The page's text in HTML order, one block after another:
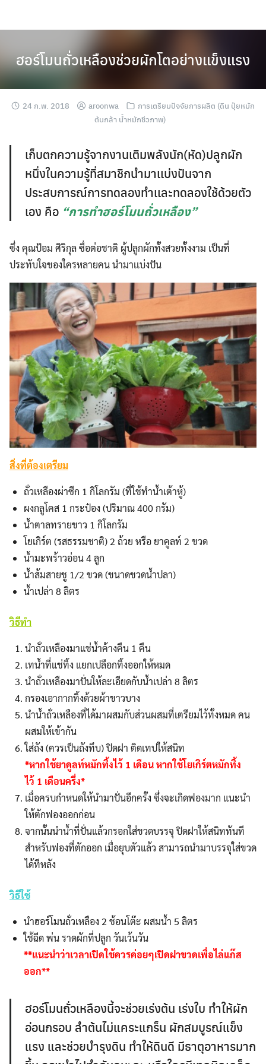
Search
for:
ฮอร์โมนถั่วเหลืองช่วยผักโตอย่างเเข็งเเรง
24 ก.พ. 2018 aroonwa
การเตรียมปัจจัยการผลิต (ดิน ปุ๋ยหมัก
ต้นกล้า น้ำหมักชีวภาพ)
เก็บตกความรู้จากงานเติมพลังนัก(หัด)ปลูกผัก
หนึ่งในความรู้ที่สมาชิกนำมาเเบ่งปันจาก
ประสบการณ์การทดลองทำเเละทดลองใช้ด้วยตัว
เอง คือ “การทำฮอร์โมนถั่วเหลือง”
ซึ่ง คุณป้อม ศิริกุล ซื่อต่อชาติ ผู้ปลูกผักทั้งสวยทั้งงาม เป็นที่
ประทับใจของใครหลายคน นำมาเเบ่งปัน
สิ่งที่ต้องเตรียม
ถั่วเหลืองผ่าซีก 1 กิโลกรัม (ที่ใช้ทำน้ำเต้าหู้)
ผงกลูโคส 1 กระป๋อง (ปริมาณ 400 กรัม)
น้ำตาลทรายขาว 1 กิโลกรัม
โยเกิร์ต (รสธรรมชาติ) 2 ถ้วย หรือ ยาคูลท์ 2 ขวด
น้ำมะพร้าวอ่อน 4 ลูก
น้ำส้มสายชู 1/2 ขวด (ขนาดขวดน้ำปลา)
น้ำเปล่า 8 ลิตร
วิธีทำ
นำถั่วเหลืองมาแช่น้ำค้างคืน 1 คืน
เทน้ำที่แช่ทิ้ง แยกเปลือกทิ้งออกให้หมด
นำถั่วเหลืองมาปั่นให้ละเอียดกับน้ำเปล่า 8 ลิตร
กรองเอากากทิ้งด้วยผ้าขาวบาง
นำน้ำถั่วเหลืองที่ได้มาผสมกับส่วนผสมที่เตรียมไว้ทั้งหมด คน
ผสมให้เข้ากัน
ใส่ถัง (ควรเป็นถังทึบ) ปิดฝา ติดเทปให้สนิท
*หากใช้ยาคูลท์หมักทิ้งไว้ 1 เดือน หากใช้โยเกิร์ตหมักทิ้ง
ไว้ 1 เดือนครึ่ง*
เมื่อครบกำหนดให้นำมาปั่นอีกครั้ง ซึ่งจะเกิดฟองมาก แนะนำ
ให้ตักฟองออกก่อน
จากนั้นนำน้ำที่ปั่นแล้วกรอกใส่ขวดบรรจุ ปิดฝาให้สนิททันที
สำหรับฟองที่ตักออก เมื่อยุบตัวแล้ว สามารถนำมาบรรจุใส่ขวด
ได้ทีหลัง
วิธีใช้
นำฮอร์โมนถั่วเหลือง 2 ช้อนโต๊ะ ผสมน้ำ 5 ลิตร
ใช้ฉีด พ่น ราดผักที่ปลูก วันเว้นวัน
**แนะนำว่าเวลาเปิดใช้ควรค่อยๆเปิดฝาขวดเพื่อไล่แก๊ส
ออก**
ฮอร์โมนถั่วเหลืองนี้จะช่วยเร่งต้น เร่งใบ ทำให้ผัก
อ่อนกรอบ ลำต้นไม่แคระแกร็น ผักสมบูรณ์แข็ง
แรง และช่วยบำรุงดิน ทำให้ดินดี มีธาตุอาหารมาก